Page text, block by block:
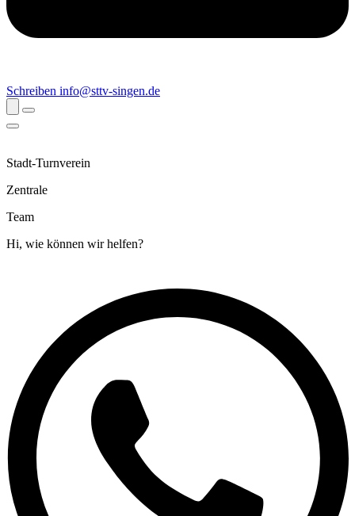
Schreiben info@sttv-singen.de
Stadt-Turnverein
Zentrale
Team
Hi, wie können wir helfen?